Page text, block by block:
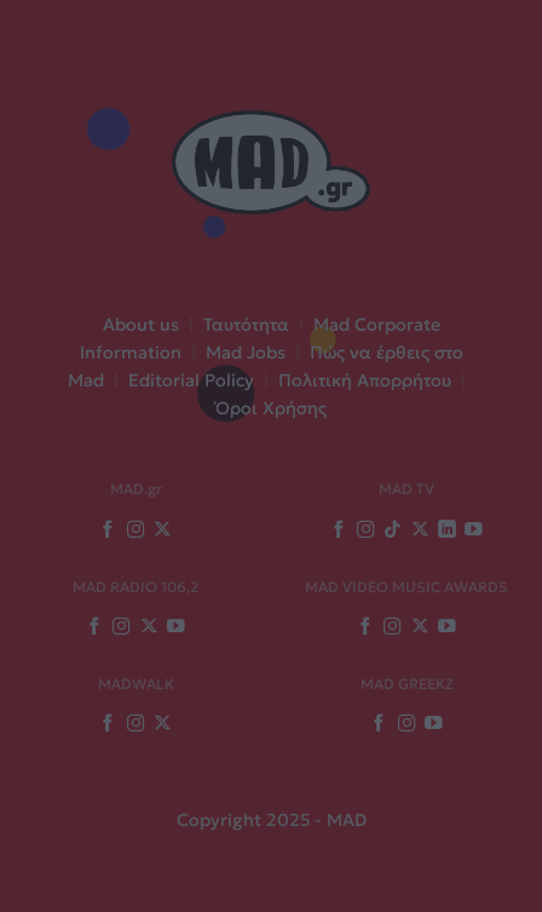
About us Ταυτότητα
Mad Corporate
Information
Mad Jobs
Πώς να έρθεις στο
Mad
Editorial Policy Πολιτική Απορρήτου
Όροι Χρήσης
MAD.gr MAD TV
MAD RADIO 106,2 MAD VIDEO MUSIC AWARDS
MADWALK MAD GREEKZ
Copyright 2025 - MAD